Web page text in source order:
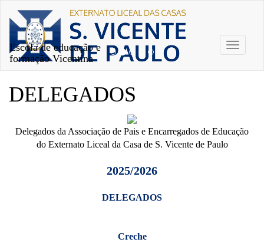
Toggle
Escola de educação e
formação Vicentina
DELEGADOS
Delegados da Associação de Pais e Encarregados de Educação
do Externato Liceal da Casa de S. Vicente de Paulo
2025/2026
DELEGADOS
Creche